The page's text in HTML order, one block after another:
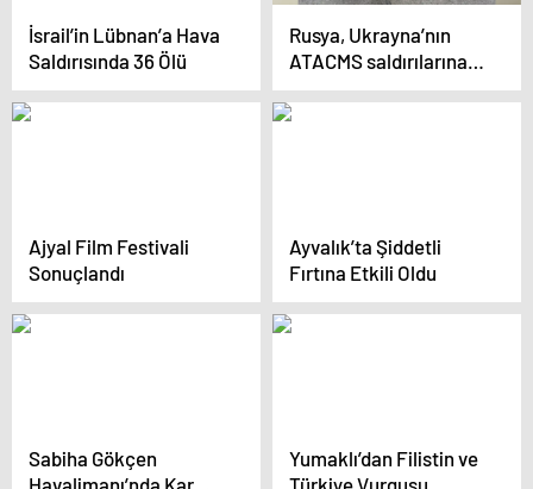
İsrail’in Lübnan’a Hava
Saldırısında 36 Ölü
Rusya, Ukrayna’nın
ATACMS saldırılarına
yanıt verecek
Ajyal Film Festivali
Sonuçlandı
Ayvalık’ta Şiddetli
Fırtına Etkili Oldu
Sabiha Gökçen
Havalimanı’nda Kar
Yumaklı’dan Filistin ve
Türkiye Vurgusu